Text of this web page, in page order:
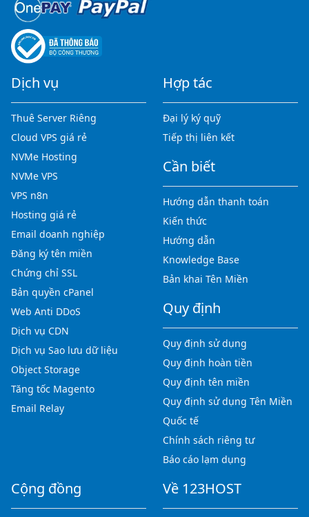
Dịch vụ
Thuê Server Riêng
Cloud VPS giá rẻ
NVMe Hosting
NVMe VPS
VPS n8n
Hosting giá rẻ
Email doanh nghiệp
Đăng ký tên miền
Chứng chỉ SSL
Bản quyền cPanel
Web Anti DDoS
Dịch vụ CDN
Dịch vụ Sao lưu dữ liệu
Object Storage
Tăng tốc Magento
Email Relay
Hợp tác
Đại lý ký quỹ
Tiếp thị liên kết
Cần biết
Hướng dẫn thanh toán
Kiến thức
Hướng dẫn
Knowledge Base
Bản khai Tên Miền
Quy định
Quy định sử dụng
Quy định hoàn tiền
Quy định tên miền
Quy định sử dụng Tên Miền
Quốc tế
Chính sách riêng tư
Báo cáo lạm dụng
Cộng đồng Về 123HOST